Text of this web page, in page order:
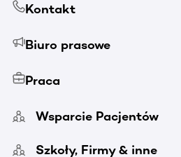
Kontakt
Biuro prasowe
Praca
Wsparcie Pacjentów
Szkoły, Firmy & inne